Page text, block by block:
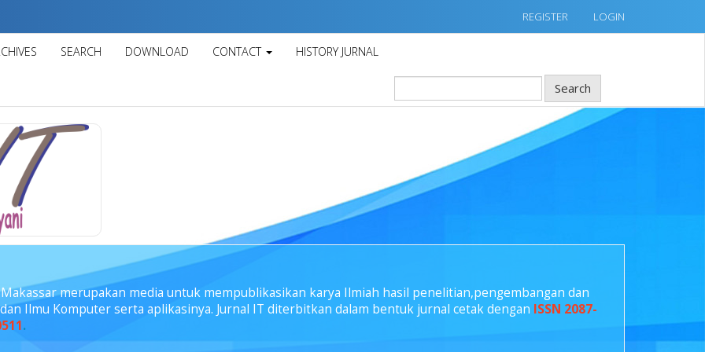
REGISTER LOGIN
SEARCH DOWNLOAD CONTACT HISTORY JURNAL
Search
merupakan media untuk mempublikasikan karya Ilmiah hasil penelitian,pengembangan dan
Ilmu Komputer serta aplikasinya. Jurnal IT diterbitkan dalam bentuk jurnal cetak dengan ISSN 2087-
.